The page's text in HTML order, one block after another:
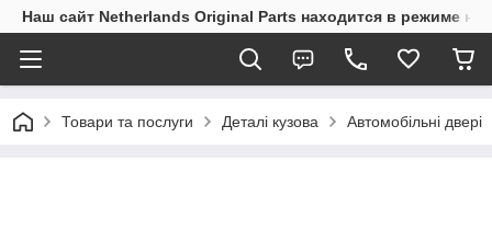
Наш сайт Netherlands Original Parts находится в режиме
Товари та послуги Деталі кузова Автомобільні двері